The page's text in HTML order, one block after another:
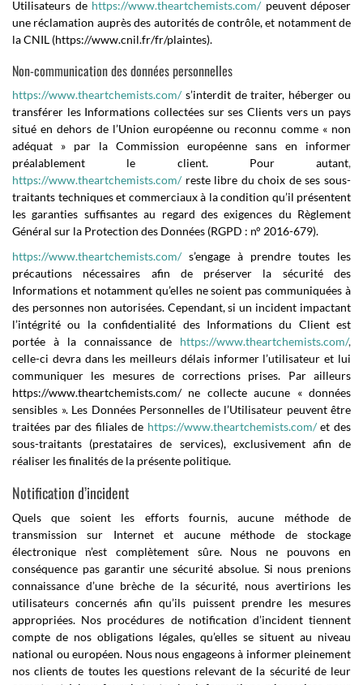
Utilisateurs de https://www.theartchemists.com/ peuvent déposer
une réclamation auprès des autorités de contrôle, et notamment de
la CNIL (https://www.cnil.fr/fr/plaintes).
Non-communication des données personnelles
https://www.theartchemists.com/ s’interdit de traiter, héberger ou
transférer les Informations collectées sur ses Clients vers un pays
situé en dehors de l’Union européenne ou reconnu comme « non
adéquat » par la Commission européenne sans en informer
préalablement le client. Pour autant,
https://www.theartchemists.com/ reste libre du choix de ses sous-
traitants techniques et commerciaux à la condition qu’il présentent
les garanties suffisantes au regard des exigences du Règlement
Général sur la Protection des Données (RGPD : n° 2016-679).
https://www.theartchemists.com/ s’engage à prendre toutes les
précautions nécessaires afin de préserver la sécurité des
Informations et notamment qu’elles ne soient pas communiquées à
des personnes non autorisées. Cependant, si un incident impactant
l’intégrité ou la confidentialité des Informations du Client est
portée à la connaissance de
https://www.theartchemists.com/,
celle-ci devra dans les meilleurs délais informer l’utilisateur et lui
communiquer les mesures de corrections prises. Par ailleurs
https://www.theartchemists.com/ne collecte aucune « données
sensibles ». Les Données Personnelles de l’Utilisateur peuvent être
traitées par des filiales de https://www.theartchemists.com/ et des
sous-traitants (prestataires de services), exclusivement afin de
réaliser les finalités de la présente politique.
Notification d’incident
Quels que soient les efforts fournis, aucune méthode de
transmission sur Internet et aucune méthode de stockage
électronique n’est complètement sûre. Nous ne pouvons en
conséquence pas garantir une sécurité absolue. Si nous prenions
connaissance d’une brèche de la sécurité, nous avertirions les
utilisateurs concernés afin qu’ils puissent prendre les mesures
appropriées. Nos procédures de notification d’incident tiennent
compte de nos obligations légales, qu’elles se situent au niveau
national ou européen. Nous nous engageons à informer pleinement
nos clients de toutes les questions relevant de la sécurité de leur